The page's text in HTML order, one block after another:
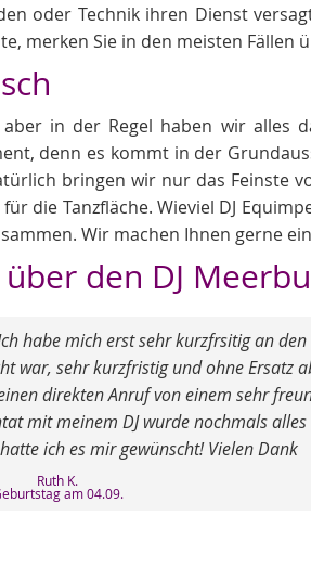
oder Technik ihren Dienst
merken Sie in den meisten Fällen
in der Regel haben wir alles
denn es kommt in der
bringen wir nur das Feinste
die Tanzfläche. Wieviel DJ
Wir machen Ihnen gerne
den DJ
habe mich erst sehr kurzfrsitig an den
war, sehr kurzfristig und ohne Ersatz
direkten Anruf von einem sehr
mit meinem DJ wurde nochmals alles
ich es mir gewünscht! Vielen Dank
Ruth K.
am 04.09.